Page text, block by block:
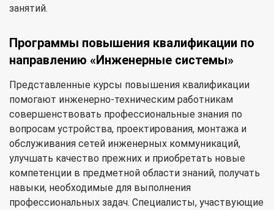
занятий.
Программы повышения квалификации по
направлению «Инженерные системы»
Представленные курсы повышения квалификации
помогают инженерно-техническим работникам
совершенствовать профессиональные знания по
вопросам устройства, проектирования, монтажа и
обслуживания сетей инженерных коммуникаций,
улучшать качество прежних и приобретать новые
компетенции в предметной области знаний, получать
навыки, необходимые для выполнения
профессиональных задач. Специалисты, участвующие